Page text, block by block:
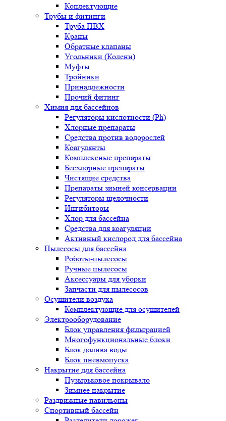
Коплектующие
Трубы и фитинги
Труба ПВХ
Краны
Обратные клапаны
Угольники (Колени)
Муфты
Тройники
Принадлежности
Прочий фитинг
Химия для бассейнов
Регуляторы кислотности (Ph)
Хлорные препараты
Средства против водорослей
Коагулянты
Комплексные препараты
Бесхлорные препараты
Чистящие средства
Препараты зимней консервации
Регуляторы щелочности
Ингибиторы
Хлор для бассейна
Средства для коагуляции
Активный кислород для бассейна
Пылесосы для бассейна
Роботы-пылесосы
Ручные пылесосы
Аксессуары для уборки
Запчасти для пылесосов
Осушители воздуха
Комплектующие для осушителей
Электрооборудование
Блок управления фильтрацией
Многофункциональные блоки
Блок долива воды
Блок пневмопуска
Накрытие для бассейна
Пузырьковое покрывало
Зимнее накрытие
Раздвижные павильоны
Спортивный бассейн